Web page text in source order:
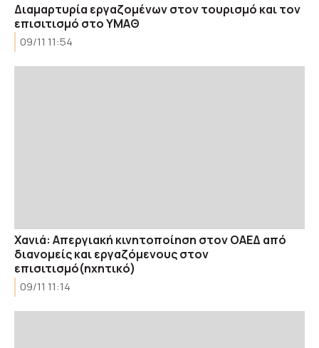
Διαμαρτυρία εργαζομένων στον τουρισμό και τον
επισιτισμό στο ΥΜΑΘ
09/11 11:54
Χανιά: Απεργιακή κινητοποίηση στον ΟΑΕΔ από
διανομείς και εργαζόμενους στον
επισιτισμό(ηχητικό)
09/11 11:14